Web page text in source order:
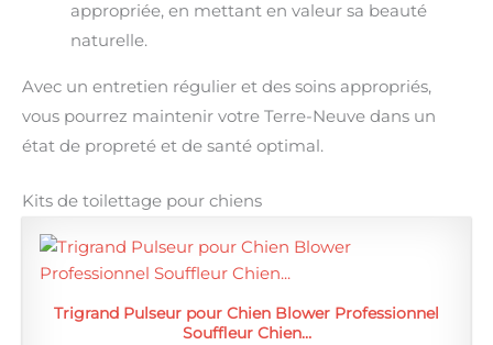
appropriée, en mettant en valeur sa beauté
naturelle.
Avec un entretien régulier et des soins appropriés,
vous pourrez maintenir votre Terre-Neuve dans un
état de propreté et de santé optimal.
Kits de toilettage pour chiens
Trigrand Pulseur pour Chien Blower Professionnel
Souffleur Chien…